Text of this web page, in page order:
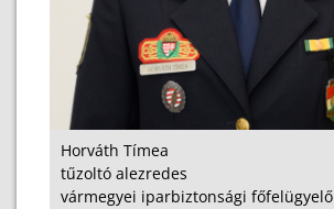
Horváth Tímea
tűzoltó alezredes
vármegyei iparbiztonsági főfelügyelő